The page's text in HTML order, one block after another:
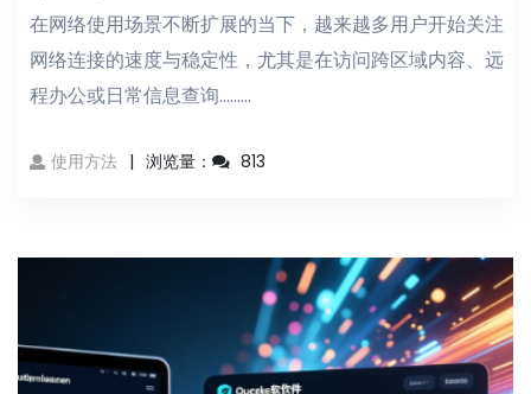
在网络使用场景不断扩展的当下，越来越多用户开始关注
网络连接的速度与稳定性，尤其是在访问跨区域内容、远
程办公或日常信息查询...……
使用方法 浏览量： 813